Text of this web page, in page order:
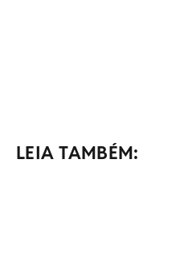
LEIA TAMBÉM: